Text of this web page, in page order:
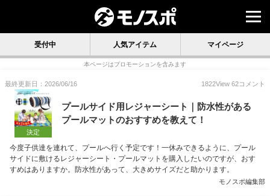
受付中 人気アイテム マイページ
本ページはプロモーションを含みます
最終更新日：2026/06/16 1822View 62コメント
決定
プールサイド用レジャーシート｜防水性がある
プールマットのおすすめを教えて！
今度子供達を連れて、プールへ行く予定です！一休みできるように、プール
サイドに敷けるレジャーシート・プールマットを購入したいのですが、おす
すめはありますか。防水性があって、大きめサイズだと助かります。
モノスポ編集部